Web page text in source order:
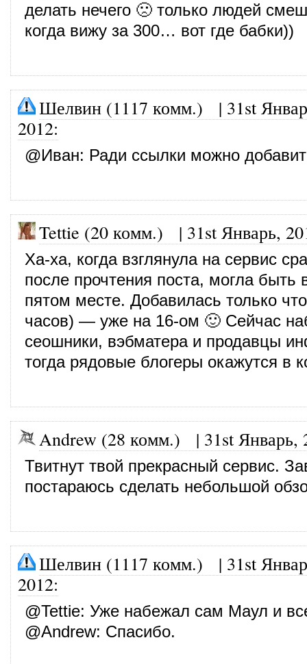
делать нечего 🙁 только людей
когда вижу за 300… вот где бабки))
Шелвин (1117 комм.) | 31st
2012:
@Иван: Ради ссылки можно
Tettie (20 комм.) | 31st Январь,
Ха-ха, когда взглянула на сервис
после прочтения поста, могла быть
пятом месте. Добавилась только
часов) — уже на 16-ом 🙂 Сейчас
сеошники, вэбматера и продавцы
тогда рядовые блогеры окажутся в
Andrew (28 комм.) | 31st Январь,
Твитнут твой прекрасный сервис.
постараюсь сделать небольшой
Шелвин (1117 комм.) | 31st
2012:
@Tettie: Уже набежал сам Маул и
@Andrew: Спасибо.